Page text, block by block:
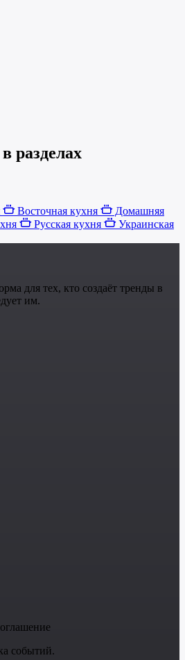
разделах
Восточная кухня
Домашняя
Русская кухня
Украинская
для тех, кто создаёт тренды в
им.
событий.